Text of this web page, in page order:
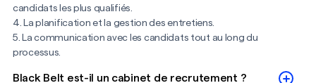
candidats les plus qualifiés.
4. La planification et la gestion des entretiens.
5. La communication avec les candidats tout au long du
processus.
Black Belt est-il un cabinet de recrutement ?